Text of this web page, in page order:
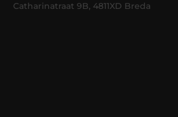
Catharinatraat 9B, 4811XD Breda